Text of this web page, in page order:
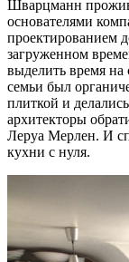
Шварцманн
основателями
проектированием
загруженном
выделить время
семьи был
плиткой и
архитекторы
Леруа Мерлен. И
кухни с нуля.